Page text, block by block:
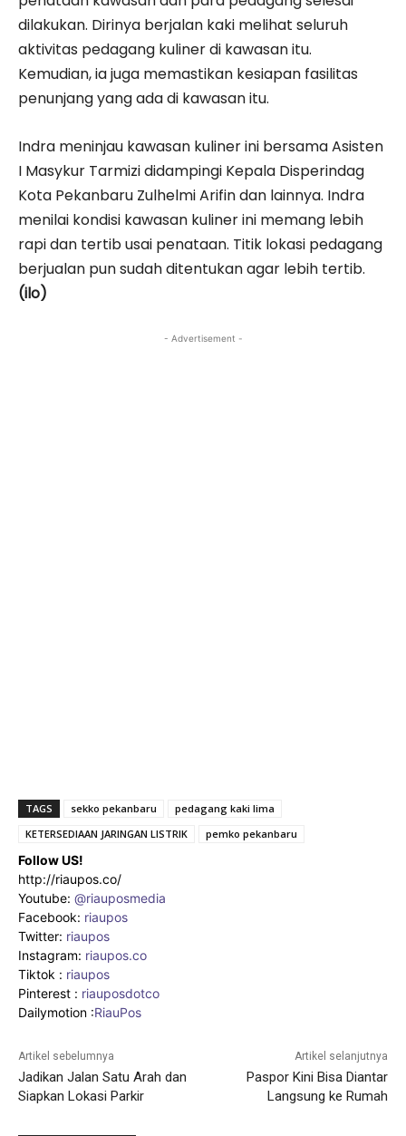
dilakukan. Dirinya berjalan kaki melihat seluruh
aktivitas pedagang kuliner di kawasan itu.
Kemudian, ia juga memastikan kesiapan fasilitas
penunjang yang ada di kawasan itu.
Indra meninjau kawasan kuliner ini bersama Asisten
I Masykur Tarmizi didampingi Kepala Disperindag
Kota Pekanbaru Zulhelmi Arifin dan lainnya. Indra
menilai kondisi kawasan kuliner ini memang lebih
rapi dan tertib usai penataan. Titik lokasi pedagang
berjualan pun sudah ditentukan agar lebih tertib.
(ilo)
- Advertisement -
TAGS sekko pekanbaru
pedagang kaki lima
KETERSEDIAAN JARINGAN LISTRIK
pemko pekanbaru
Follow US!
http://riaupos.co/
Youtube: @riauposmedia
Facebook: riaupos
Twitter: riaupos
Instagram: riaupos.co
Tiktok : riaupos
Pinterest : riauposdotco
Dailymotion :RiauPos
Artikel sebelumnya
Jadikan Jalan Satu Arah dan
Siapkan Lokasi Parkir
Artikel selanjutnya
Paspor Kini Bisa Diantar
Langsung ke Rumah